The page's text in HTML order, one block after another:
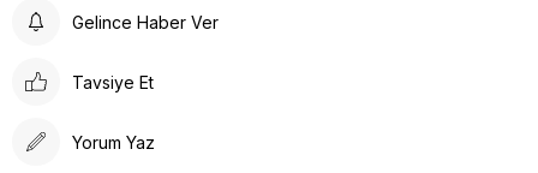
Gelince Haber Ver
Tavsiye Et
Yorum Yaz